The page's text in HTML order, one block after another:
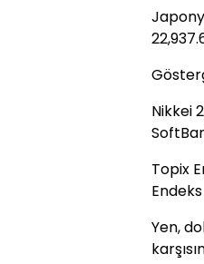
Nikkei
Topix
Yen,